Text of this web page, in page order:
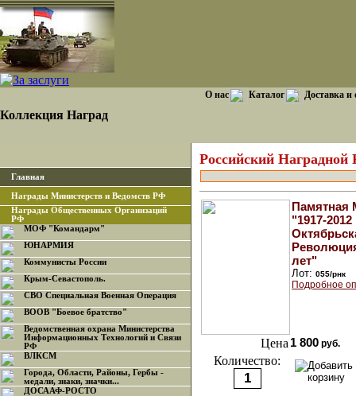
Коллекция Наград
О нас Каталог Доставка и
Главная
Награды Министерств и Ведомств РФ
Награды Общественных Организаций
РФ
МОФ "Командарм"
ЮНАРМИЯ
Коммунисты России
Крым-Севастополь.
СВО Специальная Военная Операция
ВООВ "Боевое братство"
Ведомственная охрана Министерства
Информационных Технологий и Связи
РФ
ВЛКСМ
Города, Области, Районы, Гербы -
медали, знаки, значки...
ДОСААФ-РОСТО
Российский Наградной
Памятная
"1917-2012
лет"
Лот: 055/рнк
Подробное
Цена 1 800 руб.
Количество: